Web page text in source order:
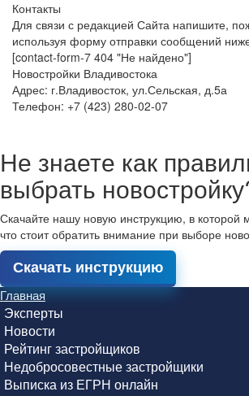
Контакты
Для связи с редакцией Сайта напишите,
используя форму отправки сообщений
[contact-form-7 404 "Не найдено"]
Новостройки Владивостока
Адрес: г.Владивосток, ул.Сельская, д.5а
Телефон: +7 (423) 280-02-07
Не знаете как
выбрать
Скачайте нашу новую инструкцию, в которой
что стоит обратить внимание при выборе
Скачать инструкцию
Главная
Эксперты
Новости
Рейтинг застройщиков
Недобросовестные застройщики
Выписка из ЕГРН онлайн